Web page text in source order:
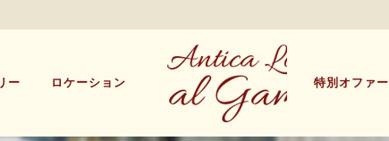
ー ロケーション 特別オファー